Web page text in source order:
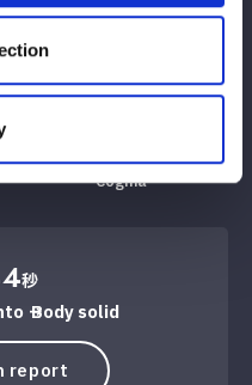
WIN
Cogma
秒
→ Body solid
report